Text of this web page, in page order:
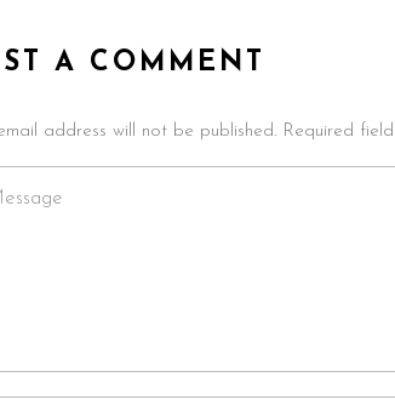
A COMMENT
address will not be published. Required